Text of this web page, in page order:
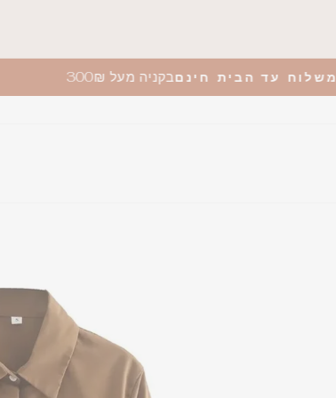
משלוח עד הבית חינםבקניה מעל 300₪